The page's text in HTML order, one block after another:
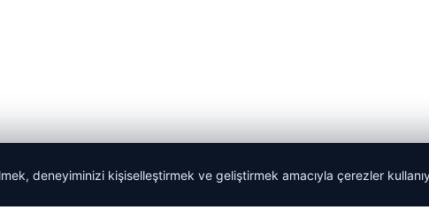
deneyiminizi kişiselleştirmek ve geliştirmek amacıyla çerezler